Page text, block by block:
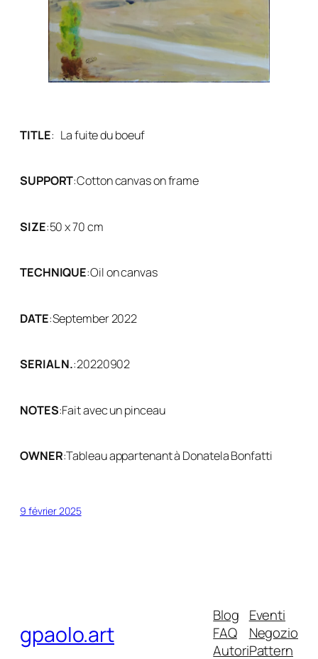
TITLE: La fuite du boeuf
SUPPORT:Cotton canvas on frame
SIZE:50 x 70 cm
TECHNIQUE:Oil on canvas
DATE:September 2022
SERIAL N.:20220902
NOTES:Fait avec un pinceau
OWNER:Tableau appartenant à Donatela Bonfatti
9 février 2025
gpaolo.art
Blog
FAQ
Autori
Eventi
Negozio
Pattern